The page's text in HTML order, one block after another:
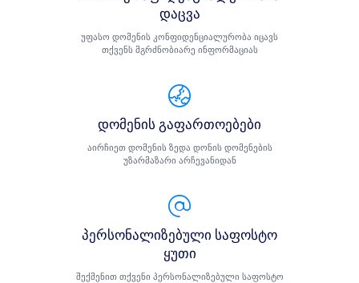
დაცვა
უფასო დომენის კონფიდენციალურობა იცავს
თქვენს მგრძნობიარე ინფორმაციას
დომენის გაფართოებები
აირჩიეთ დომენის ზედა დონის დომენების
უზარმაზარი არჩევანიდან
პერსონალიზებული საფოსტო
ყუთი
შექმენით თქვენი პერსონალიზებული საფოსტო